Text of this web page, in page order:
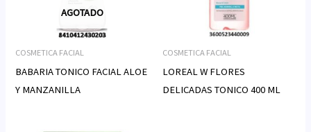
AGOTADO
COSMETICA FACIAL
BABARIA TONICO FACIAL ALOE
Y MANZANILLA
COSMETICA FACIAL
LOREAL W FLORES
DELICADAS TONICO 400 ML